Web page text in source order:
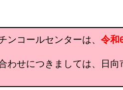
ンコールセンターは、 令和
わせにつきましては、日